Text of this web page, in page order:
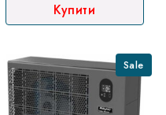
83
640 ₴.
480 ₴.
Купити
Sale